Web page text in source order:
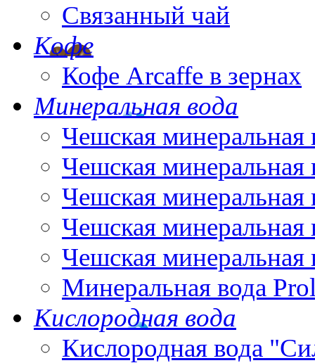
Связанный чай
Кофе
Кофе Arcaffe в зернах
Минеральная вода
Чешская минеральная
Чешская минеральная
Чешская минеральная
Чешская минеральная
Чешская минеральная
Минеральная вода
Кислородная вода
Кислородная вода